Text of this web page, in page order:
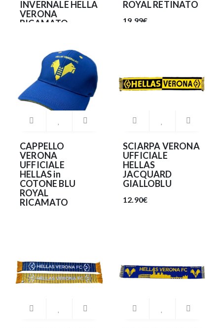
INVERNALE HELLA
VERONA
RICAMATO
ROYAL RETINATO
19.99€
CAPPELLO
VERONA
UFFICIALE
HELLAS in
COTONE BLU
ROYAL
RICAMATO
SCIARPA VERONA
UFFICIALE
HELLAS
JACQUARD
GIALLOBLU
12.90€